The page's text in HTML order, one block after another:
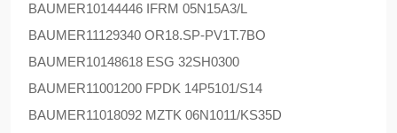
BAUMER10144446 IFRM 05N15A3/L
BAUMER11129340 OR18.SP-PV1T.7BO
BAUMER10148618 ESG 32SH0300
BAUMER11001200 FPDK 14P5101/S14
BAUMER11018092 MZTK 06N1011/KS35D